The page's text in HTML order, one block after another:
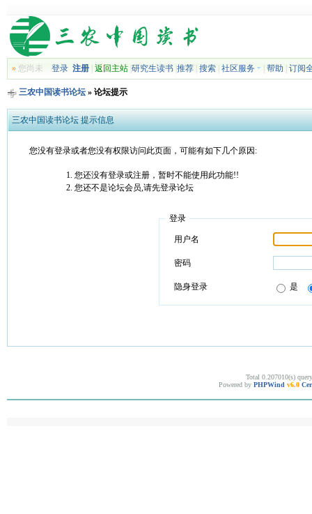
»您尚未 登录 注册| 返回主站| 研究生读书| 推荐| 搜索| 社区服务 帮助 订阅
三农中国读书论坛» 论坛提示
三农中国读书论坛 提示信息
您没有登录或者您没有权限访问此页面，可能有如下几个原因:
您还没有登录或注册，暂时不能使用此功能!!
您还不是论坛会员,请先登录论坛
登录
用户名
密码
隐身登录 是
Total 0.207010(s)
Powered by PHPWind v6.0